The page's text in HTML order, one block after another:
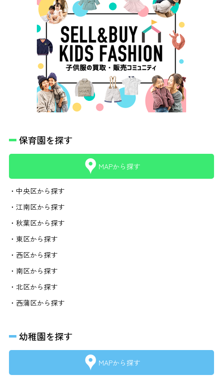
保育園を探す
MAPから探す
・中央区から探す
・江南区から探す
・秋葉区から探す
・東区から探す
・西区から探す
・南区から探す
・北区から探す
・西蒲区から探す
幼稚園を探す
MAPから探す